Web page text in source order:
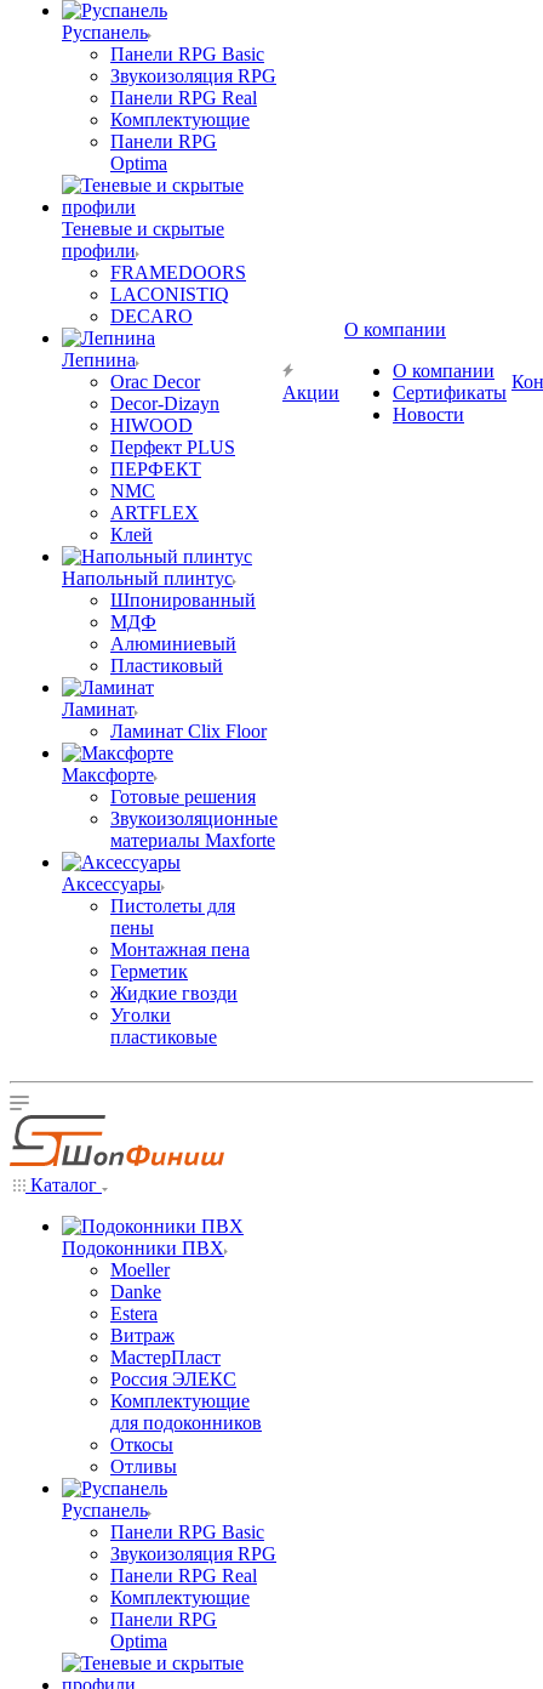
Руспанель
Панели RPG Basic
Звукоизоляция RPG
Панели RPG Real
Комплектующие
Панели RPG
Optima
Теневые и скрытые
профили
FRAMEDOORS
LACONISTIQ
DECARO
Лепнина
Orac Decor
Decor-Dizayn
HIWOOD
Перфект PLUS
ПЕРФЕКТ
NMC
ARTFLEX
Клей
Напольный плинтус
Шпонированный
МДФ
Алюминиевый
Пластиковый
Ламинат
Ламинат Clix Floor
Максфорте
Готовые решения
Звукоизоляционные
материалы Maxforte
Аксессуары
Пистолеты для
пены
Монтажная пена
Герметик
Жидкие гвозди
Уголки
пластиковые
Акции
О компании
О компании
Сертификаты
Новости
Каталог
Подоконники ПВХ
Moeller
Danke
Estera
Витраж
МастерПласт
Россия ЭЛЕКС
Комплектующие
для подоконников
Откосы
Отливы
Руспанель
Панели RPG Basic
Звукоизоляция RPG
Панели RPG Real
Комплектующие
Панели RPG
Optima